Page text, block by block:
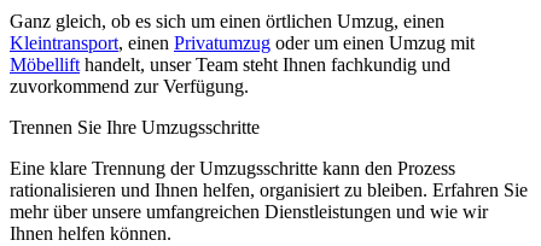
Ganz gleich, ob es sich um einen örtlichen Umzug, einen
Kleintransport, einen Privatumzug oder um einen Umzug mit
Möbellift handelt, unser Team steht Ihnen fachkundig und
zuvorkommend zur Verfügung.
Trennen Sie Ihre Umzugsschritte
Eine klare Trennung der Umzugsschritte kann den Prozess
rationalisieren und Ihnen helfen, organisiert zu bleiben. Erfahren Sie
mehr über unsere umfangreichen Dienstleistungen und wie wir
Ihnen helfen können.